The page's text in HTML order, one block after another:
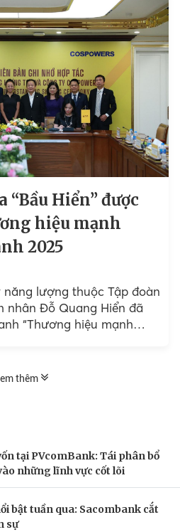
“Bầu Hiển” được
hiệu mạnh
2025
năng lượng thuộc Tập đoàn
nhân Đỗ Quang Hiển đã
“Thương hiệu mạnh
thêm
tại PVcomBank: Tái phân bổ
những lĩnh vực cốt lõi
bật tuần qua: Sacombank cắt
sự